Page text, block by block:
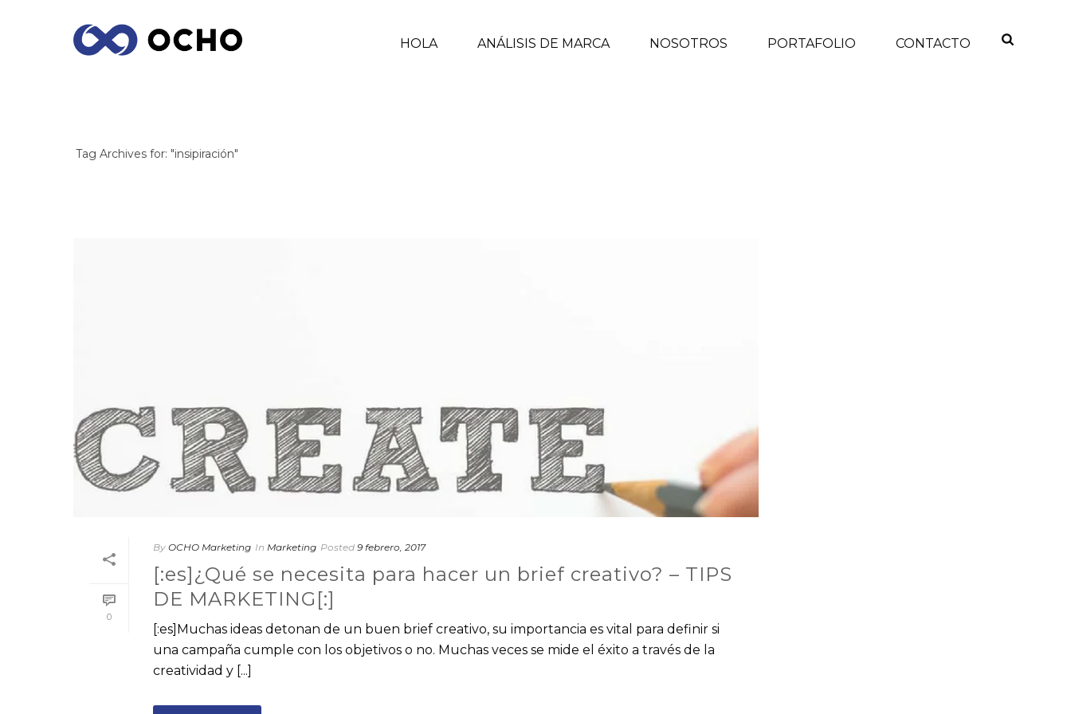
HOLA ANÁLISIS DE MARCA NOSOTROS PORTAFOLIO CONTACTO
Tag Archives for: "insipiración"
0
By OCHO Marketing In Marketing Posted 9 febrero, 2017
[:es]¿Qué se necesita para hacer un brief creativo? – TIPS
DE MARKETING[:]
[:es]Muchas ideas detonan de un buen brief creativo, su importancia es vital para definir si
una campaña cumple con los objetivos o no. Muchas veces se mide el éxito a través de la
creatividad y [...]